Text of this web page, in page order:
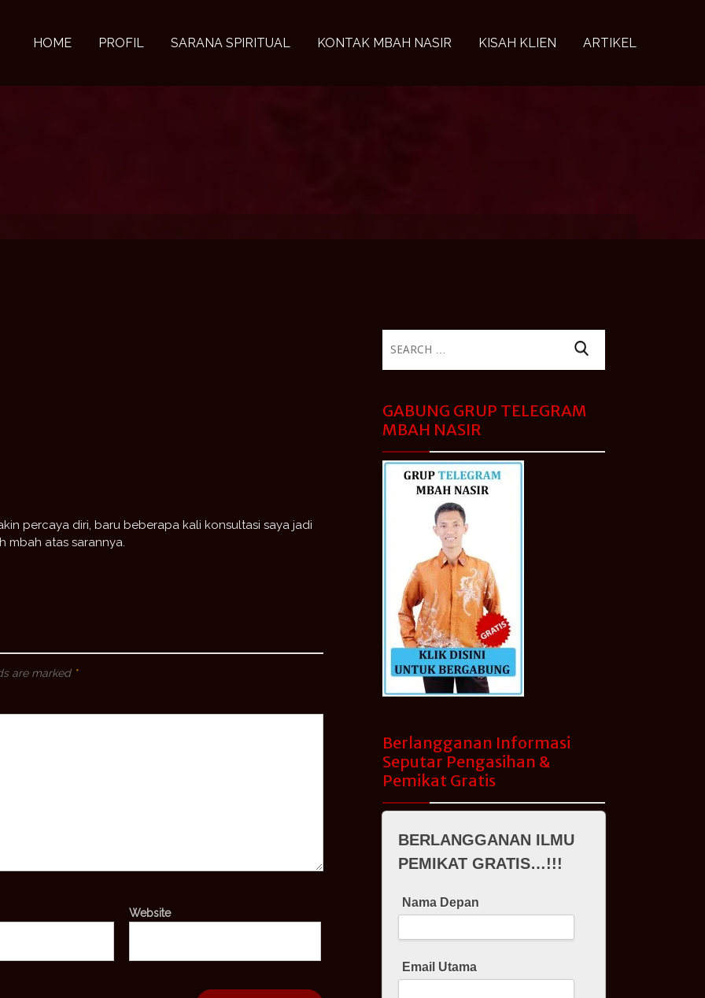
HOME PROFIL SARANA SPIRITUAL KONTAK MBAH NASIR KISAH KLIEN ARTIKEL
percaya diri, baru beberapa kali konsultasi saya jadi
mbah atas sarannya.
are marked *
Website
for:
GABUNG GRUP TELEGRAM
MBAH NASIR
Berlangganan Informasi
Seputar Pengasihan &
Pemikat Gratis
BERLANGGANAN ILMU
PEMIKAT GRATIS…!!!
Nama Depan
Email Utama